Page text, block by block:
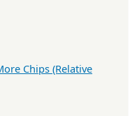
Chips (Relative